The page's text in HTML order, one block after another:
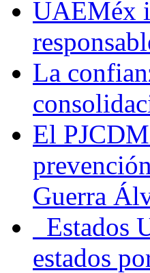
UAEMéx
La
El
Guerra
Estados
estados